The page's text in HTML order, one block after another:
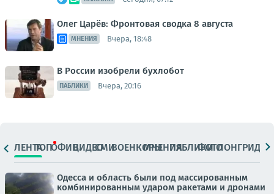
Олег Царёв: Фронтовая сводка 8 августа
МНЕНИЯ Вчера, 18:48
В России изобрели бухлобот
ПАБЛИКИ Вчера, 20:16
ЛЕНТАТОПОФИЦ.ВИДЕОСМИВОЕНКОРЫМНЕНИЯПАБЛИКИ
ФОТОЛОНГРИДЫ
Одесса и область были под массированным
комбинированным ударом ракетами и дронами